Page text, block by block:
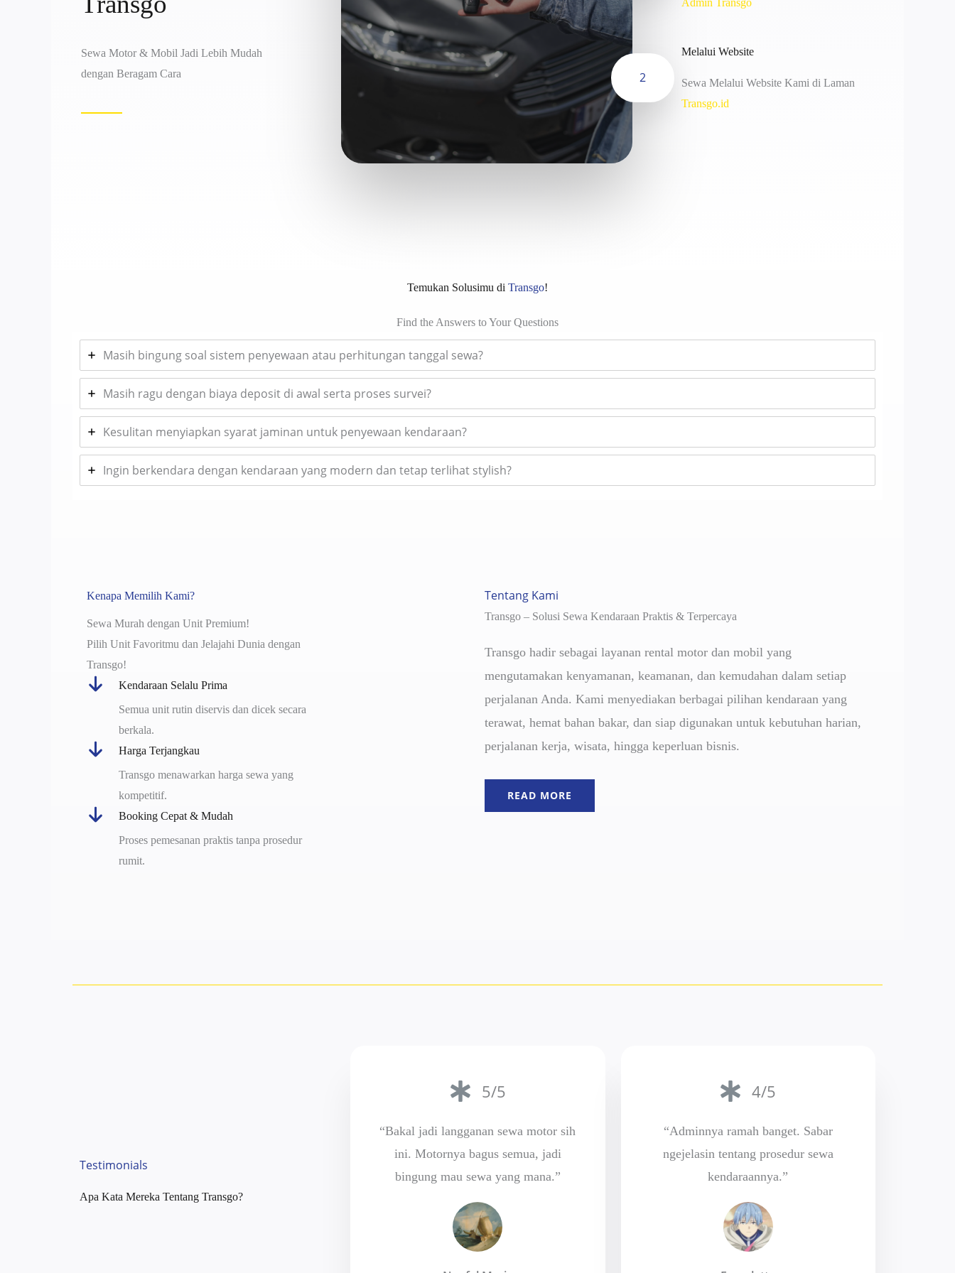
Sewa Motor & Mobil Jadi Lebih Mudah
dengan Beragam Cara
Admin Transgo
2
Melalui Website
Sewa Melalui Website Kami di Laman
Transgo.id
Temukan Solusimu di Transgo!
Find the Answers to Your Questions
Masih bingung soal sistem penyewaan atau perhitungan tanggal sewa?
Masih ragu dengan biaya deposit di awal serta proses survei?
Kesulitan menyiapkan syarat jaminan untuk penyewaan kendaraan?
Ingin berkendara dengan kendaraan yang modern dan tetap terlihat stylish?
Kenapa Memilih Kami?
Sewa Murah dengan Unit Premium!
Pilih Unit Favoritmu dan Jelajahi Dunia dengan
Transgo!
Kendaraan Selalu Prima
Semua unit rutin diservis dan dicek secara
berkala.
Harga Terjangkau
Transgo menawarkan harga sewa yang
kompetitif.
Booking Cepat & Mudah
Proses pemesanan praktis tanpa prosedur
rumit.
Tentang Kami
Transgo – Solusi Sewa Kendaraan Praktis & Terpercaya
Transgo hadir sebagai layanan rental motor dan mobil yang
mengutamakan kenyamanan, keamanan, dan kemudahan dalam setiap
perjalanan Anda. Kami menyediakan berbagai pilihan kendaraan yang
terawat, hemat bahan bakar, dan siap digunakan untuk kebutuhan harian,
perjalanan kerja, wisata, hingga keperluan bisnis.
READ MORE
Testimonials
Apa Kata Mereka Tentang Transgo?
5/5
“Bakal jadi langganan sewa motor sih
ini. Motornya bagus semua, jadi
bingung mau sewa yang mana.”
4/5
“Adminnya ramah banget. Sabar
ngejelasin tentang prosedur sewa
kendaraannya.”